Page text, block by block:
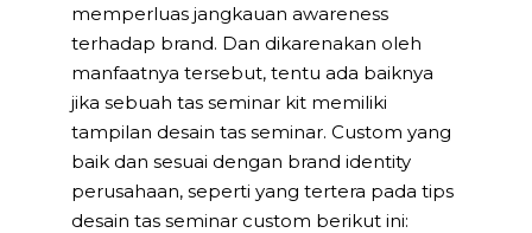
memperluas jangkauan awareness
terhadap brand. Dan dikarenakan oleh
manfaatnya tersebut, tentu ada baiknya
jika sebuah tas seminar kit memiliki
tampilan desain tas seminar. Custom yang
baik dan sesuai dengan brand identity
perusahaan, seperti yang tertera pada tips
desain tas seminar custom berikut ini: